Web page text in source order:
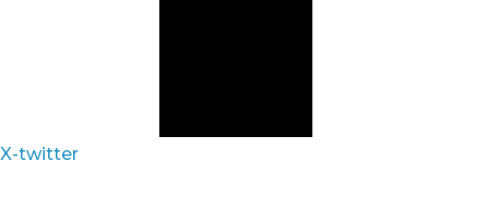
X-twitter